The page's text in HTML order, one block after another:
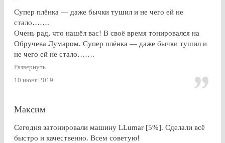
Супер плёнка — даже бычки тушил и не чего ей не
стало…….
Очень рад, что нашёл вас! В своё время тонировался на
Обручева Лумаром. Супер плёнка — даже бычки тушил и
не чего ей не стало…….
Развернуть
10 июня 2019
Максим
Сегодня затонировали машину LLumar [5%]. Сделали всё
быстро и качественно. Всем советую!